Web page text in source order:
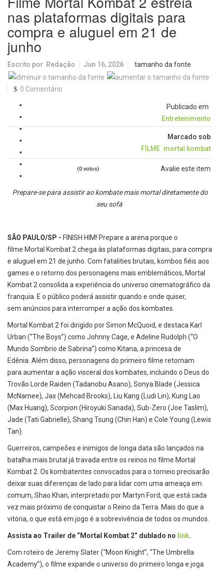
nas plataformas digitais para
compra e aluguel em 21 de
junho
Escrito por Redação Jun 16, 2026 tamanho da fonte
0 Comentário
Publicado em
Entretenimento
Marcado sob
FILME mortal kombat
Avalie este item
(0 votos)
Prepare-se para assistir ao kombate mais mortal diretamente do
seu sofá
SÃO PAULO/SP - FINISH HIM! Prepare a arena porque o
filme Mortal Kombat 2 chega às plataformas digitais, para compra
e aluguel em 21 de junho. Com fatalities brutais, kombos fiéis aos
games e o retorno dos personagens mais emblemáticos, Mortal
Kombat 2 consolida a experiência do universo cinematográfico da
franquia. E o público poderá assistir quando e onde quiser,
sem anúncios para interromper a ação dos kombates.
Mortal Kombat 2 foi dirigido por Simon McQuoid, e destaca Karl
Urban (“The Boys”) como Johnny Cage, e Adeline Rudolph (“O
Mundo Sombrio de Sabrina”) como Kitana, a princesa de
Edênia. Além disso, personagens do primeiro filme retornam
para aumentar a ação visceral dos kombates, incluindo o Deus do
Trovão Lorde Raiden (Tadanobu Asano), Sonya Blade (Jessica
McNamee), Jax (Mehcad Brooks), Liu Kang (Ludi Lin), Kung Lao
(Max Huang), Scorpion (Hiroyuki Sanada), Sub-Zero (Joe Taslim),
Jade (Tati Gabrielle), Shang Tsung (Chin Han) e Cole Young (Lewis
Tan).
Guerreiros, campeões e inimigos de longa data são lançados na
batalha mais brutal já travada entre os reinos no filme Mortal
Kombat 2. Os kombatentes convocados para o torneio precisarão
deixar suas diferenças de lado para lidar com uma ameaça em
comum, Shao Khan, interpretado por Martyn Ford, que está cada
vez mais próximo de conquistar o Reino da Terra. Mais do que a
vitória, o que está em jogo é a sobrevivência de todos os mundos.
Assista ao Trailer de “Mortal Kombat 2” dublado no link.
Com roteiro de Jeremy Slater (“Moon Knight”, “The Umbrella
Academy”), o filme expande o universo do primeiro longa e joga